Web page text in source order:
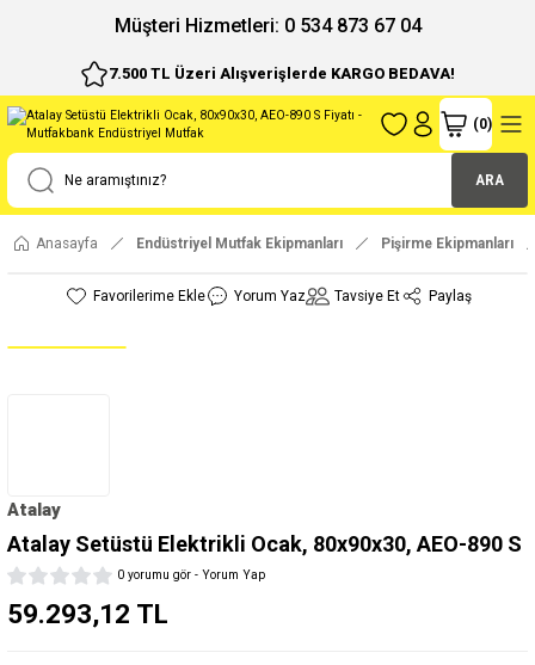
Müşteri Hizmetleri: 0 534 873 67 04
7.500 TL Üzeri Alışverişlerde KARGO BEDAVA!
ARA
(0)
Anasayfa Endüstriyel Mutfak Ekipmanları Pişirme Ekipmanları
Yorum Yaz Tavsiye Et Paylaş
Atalay
Atalay Setüstü Elektrikli Ocak, 80x90x30, AEO-890 S
0 yorumu gör - Yorum Yap
59.293,12 TL